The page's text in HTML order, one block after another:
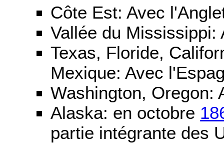
Côte Est: Avec
Vallée du
Texas, Floride,
Mexique: Avec
Washington, Oregon:
Alaska: en octobre
partie intégrante des